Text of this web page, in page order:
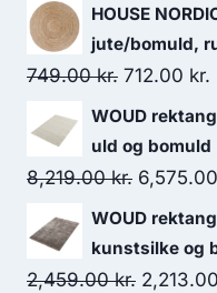
HOUSE
jute/bomuld,
749.00kr. 712.00 kr.
WOUD
uld og bomuld
8,219.00kr. 6,575.00
WOUD
kunstsilke og
2,459.00kr. 2,213.00